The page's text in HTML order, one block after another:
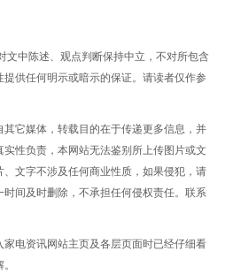
文中陈述、观点判断保持中立，不对所包含
供任何明示或暗示的保证。请读者仅作参
它媒体，转载目的在于传递更多信息，并
性负责，本网站无法鉴别所上传图片或文
文字不涉及任何商业性质，如果侵犯，请
间及时删除，不承担任何侵权责任。联系
电资讯网站主页及各层页面时已经仔细看